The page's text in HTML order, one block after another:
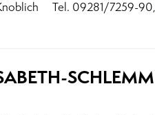
Tel. 09281/7259-90,